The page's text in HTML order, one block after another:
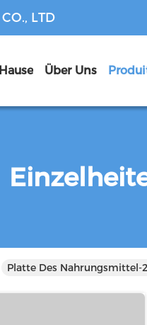
LTD
Über Uns
Platte Des Nahrungsmittel-